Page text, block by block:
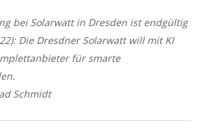
bei Solarwatt in Dresden ist endgültig
Die Dresdner Solarwatt will mit KI
für smarte
Schmidt